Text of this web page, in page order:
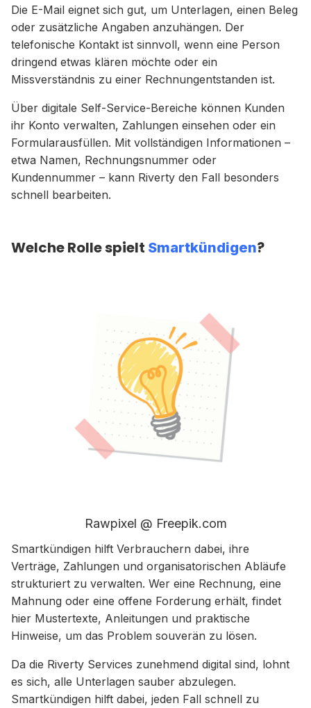
Die E-Mail eignet sich gut, um Unterlagen, einen Beleg
oder zusätzliche Angaben anzuhängen. Der
telefonische Kontakt ist sinnvoll, wenn eine Person
dringend etwas klären möchte oder ein
Missverständnis zu einer Rechnungentstanden ist.
Über digitale Self-Service-Bereiche können Kunden
ihr Konto verwalten, Zahlungen einsehen oder ein
Formularausfüllen. Mit vollständigen Informationen –
etwa Namen, Rechnungsnummer oder
Kundennummer – kann Riverty den Fall besonders
schnell bearbeiten.
Welche Rolle spielt Smartkündigen?
Rawpixel @ Freepik.com
Smartkündigen hilft Verbrauchern dabei, ihre
Verträge, Zahlungen und organisatorischen Abläufe
strukturiert zu verwalten. Wer eine Rechnung, eine
Mahnung oder eine offene Forderung erhält, findet
hier Mustertexte, Anleitungen und praktische
Hinweise, um das Problem souverän zu lösen.
Da die Riverty Services zunehmend digital sind, lohnt
es sich, alle Unterlagen sauber abzulegen.
Smartkündigen hilft dabei, jeden Fall schnell zu